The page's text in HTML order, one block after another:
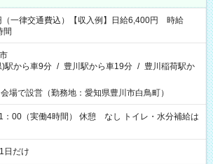
（一律交通費込）【収入例】日給6,400円 時給
間
)駅から車9分 / 豊川駅から車19分 / 豊川稲荷駅か
場で設営（勤務地：愛知県豊川市白鳥町）
時間） 休憩 なし トイレ・水分補給は
日だけ